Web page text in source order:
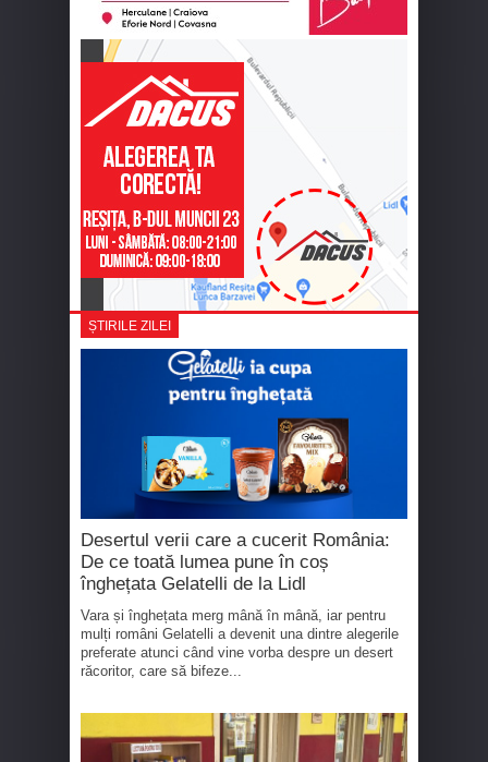
ȘTIRILE ZILEI
Desertul verii care a cucerit România:
De ce toată lumea pune în coș
înghețata Gelatelli de la Lidl
Vara și înghețata merg mână în mână, iar pentru
mulți români Gelatelli a devenit una dintre alegerile
preferate atunci când vine vorba despre un desert
răcoritor, care să bifeze...